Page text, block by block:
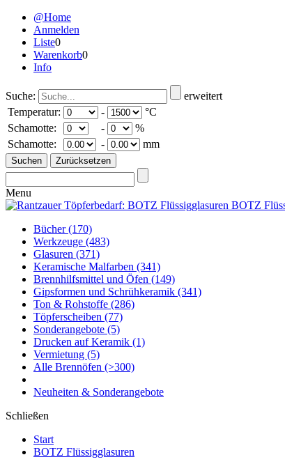
@Home
Anmelden
Liste0
Warenkorb0
Info
Suche:
erweitert
Temperatur:
-
°C
Schamotte:
-
%
Schamotte:
- mm
Menu
Bücher(170)
Werkzeuge (483)
Glasuren (371)
Keramische Malfarben (341)
Brennhilfsmittel und Öfen (149)
Gipsformen und Schrühkeramik (341)
Ton & Rohstoffe (286)
Töpferscheiben (77)
Sonderangebote (5)
Drucken auf Keramik (1)
Vermietung (5)
Alle Brennöfen (>300)
Neuheiten & Sonderangebote
Schließen
Start
BOTZ Flüssigglasuren